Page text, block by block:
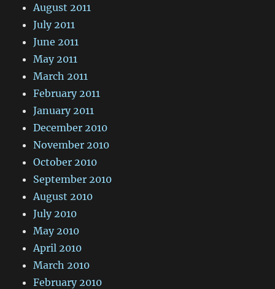
August 2011
July 2011
June 2011
May 2011
March 2011
February 2011
January 2011
December 2010
November 2010
October 2010
September 2010
August 2010
July 2010
May 2010
April 2010
March 2010
February 2010